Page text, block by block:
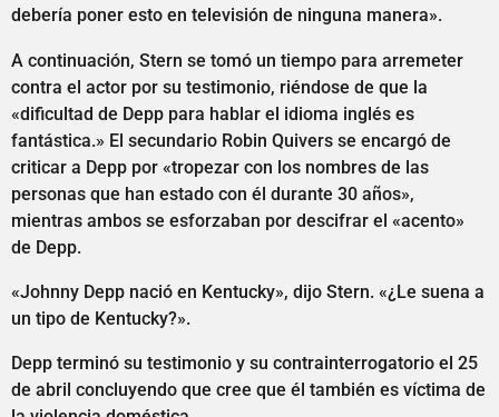
debería poner esto en televisión de ninguna manera».
A continuación, Stern se tomó un tiempo para arremeter
contra el actor por su testimonio, riéndose de que la
«dificultad de Depp para hablar el idioma inglés es
fantástica.» El secundario Robin Quivers se encargó de
criticar a Depp por «tropezar con los nombres de las
personas que han estado con él durante 30 años»,
mientras ambos se esforzaban por descifrar el «acento»
de Depp.
«Johnny Depp nació en Kentucky», dijo Stern. «¿Le suena a
un tipo de Kentucky?».
Depp terminó su testimonio y su contrainterrogatorio el 25
de abril concluyendo que cree que él también es víctima de